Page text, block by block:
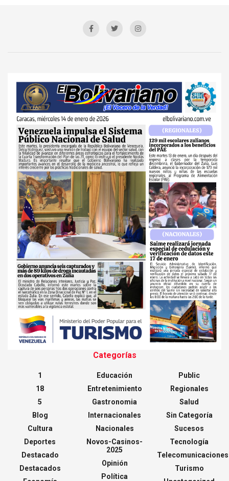
Categorías
1
18
5
Blog
Cultura
Deportes
Destacado
Destacados
Educación
Entretenimiento
Gastronomia
Internacionales
Nacionales
Novos-Casinos-
2025
Opinión
Política
Public
Regionales
Salud
Sin Categoría
Sucesos
Tecnología
Telecomunicaciones
Turismo